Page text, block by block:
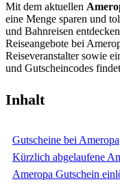
Mit dem aktuellen
eine Menge sparen und
und Bahnreisen
Reiseangebote bei
Reiseveranstalter sowie
und Gutscheincodes
Inhalt
Gutscheine bei Ameropa
Kürzlich abgelaufene
Ameropa Gutschein